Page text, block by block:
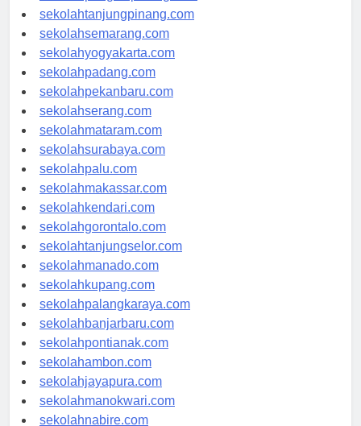
sekolahpangkalpinang.com
sekolahtanjungpinang.com
sekolahsemarang.com
sekolahyogyakarta.com
sekolahpadang.com
sekolahpekanbaru.com
sekolahserang.com
sekolahmataram.com
sekolahsurabaya.com
sekolahpalu.com
sekolahmakassar.com
sekolahkendari.com
sekolahgorontalo.com
sekolahtanjungselor.com
sekolahmanado.com
sekolahkupang.com
sekolahpalangkaraya.com
sekolahbanjarbaru.com
sekolahpontianak.com
sekolahambon.com
sekolahjayapura.com
sekolahmanokwari.com